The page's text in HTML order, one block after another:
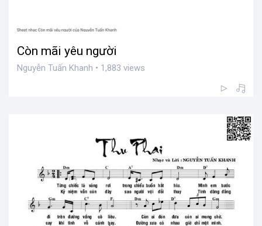
Còn mãi yêu người
Nguyễn Tuấn Khanh • 1,883 views